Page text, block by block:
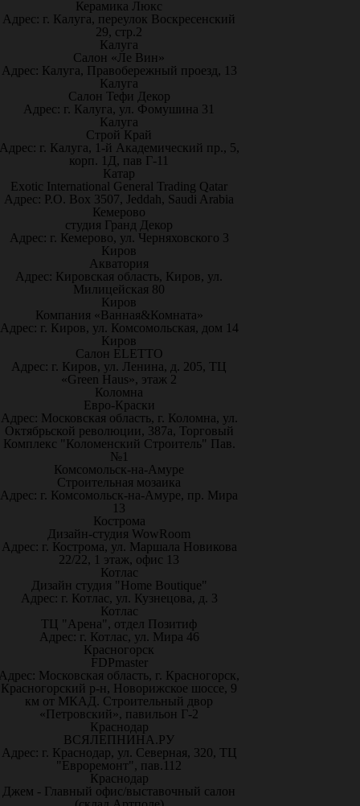
Керамика Люкс
Адрес: г. Калуга, переулок Воскресенский
29, стр.2
Калуга
Салон «Ле Вин»
Адрес: Калуга, Правобережный проезд, 13
Калуга
Салон Тефи Декор
Адрес: г. Калуга, ул. Фомушина 31
Калуга
Строй Край
г. Калуга, 1-й Академический пр., 5,
корп. 1Д, пав Г-11
Катар
Exotic International General Trading Qatar
Адрес: P.O. Box 3507, Jeddah, Saudi Arabia
Кемерово
студия Гранд Декор
Адрес: г. Кемерово, ул. Черняховского 3
Киров
Акватория
Адрес: Кировская область, Киров, ул.
Милицейская 80
Киров
Компания «Ванная&Комната»
Адрес: г. Киров, ул. Комсомольская, дом 14
Киров
Салон ELETTO
Адрес: г. Киров, ул. Ленина, д. 205, ТЦ
«Green Haus», этаж 2
Коломна
Евро-Краски
Адрес: Московская область, г. Коломна, ул.
Октябрьской революции, 387а, Торговый
Комплекс "Коломенский Строитель" Пав.
№1
Комсомольск-на-Амуре
Строительная мозаика
Адрес: г. Комсомольск-на-Амуре, пр. Мира
13
Кострома
Дизайн-студия WowRoom
Адрес: г. Кострома, ул. Маршала Новикова
22/22, 1 этаж, офис 13
Котлас
Дизайн студия "Home Boutique"
Адрес: г. Котлас, ул. Кузнецова, д. 3
Котлас
ТЦ "Арена", отдел Позитиф
Адрес: г. Котлас, ул. Мира 46
Красногорск
FDPmaster
Московская область, г. Красногорск,
Красногорский р-н, Новорижское шоссе, 9
км от МКАД. Строительный двор
«Петровский», павильон Г-2
Краснодар
ВСЯЛЕПНИНА.РУ
Адрес: г. Краснодар, ул. Северная, 320, ТЦ
"Евроремонт", пав.112
Краснодар
Джем - Главный офис/выставочный салон